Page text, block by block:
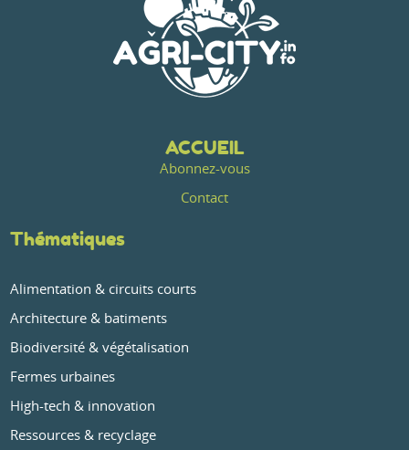
ACCUEIL
Abonnez-vous
Contact
Thématiques
Alimentation & circuits courts
Architecture & batiments
Biodiversité & végétalisation
Fermes urbaines
High-tech & innovation
Ressources & recyclage